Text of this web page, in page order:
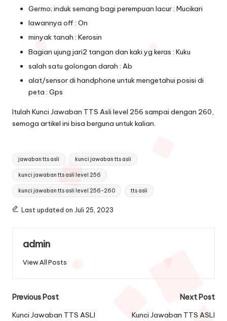
Germo; induk semang bagi perempuan lacur : Mucikari
lawannya off : On
minyak tanah : Kerosin
Bagian ujung jari2 tangan dan kaki yg keras : Kuku
salah satu golongan darah : Ab
alat/sensor di handphone untuk mengetahui posisi di
peta : Gps
Itulah Kunci Jawaban TTS Asli level 256 sampai dengan 260,
semoga artikel ini bisa berguna untuk kalian.
Tags:
jawaban tts asli kunci jawaban tts asli
kunci jawaban tts asli level 256
kunci jawaban tts asli level 256-260 tts asli
Last updated on Juli 25, 2023
admin
View All Posts
Post
navigation
Previous Post
Kunci Jawaban TTS ASLI
Next Post
Kunci Jawaban TTS ASLI